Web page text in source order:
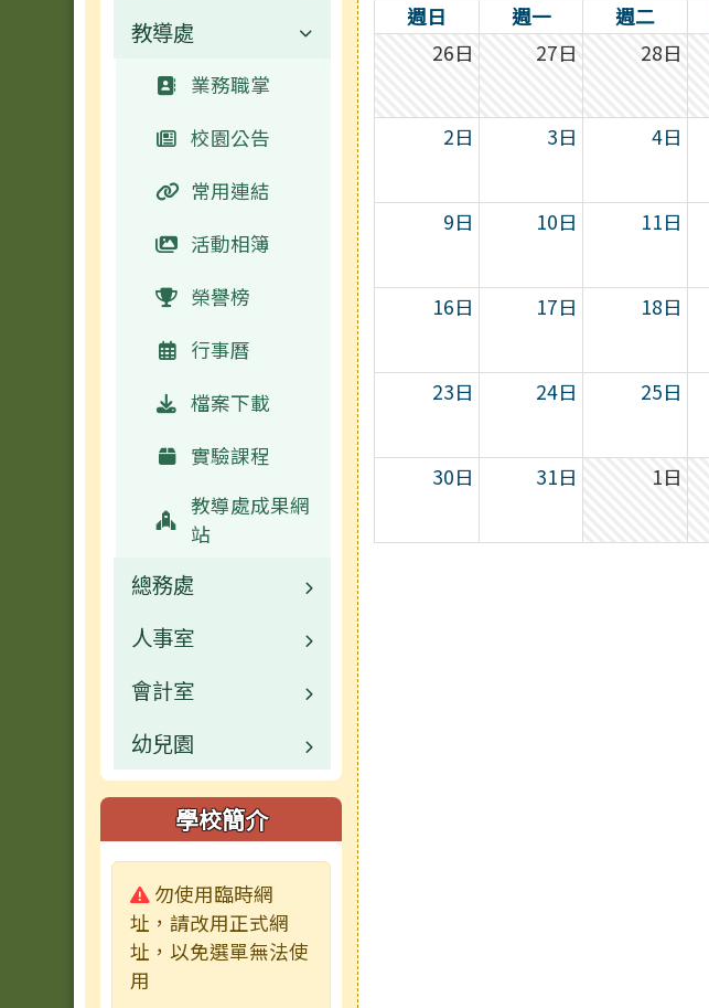
校園公告
校長簡介
教導處
業務職掌
校園公告
常用連結
活動相簿
榮譽榜
行事曆
檔案下載
實驗課程
教導處成果網
站
總務處
業務職掌
校園公告
常用連結
人事室
業務職掌
校園公告
常用連結
會計室
業務職掌
幼兒園
校園公告
業務職掌
活動相簿
新聞報導
學校簡介
警告:
勿使用臨時網
址，請改用正式網
址，以免選單無法使
用
週日 週一 週二
26日
27日 28日
2日 3日 4日
9日 10日 11日
16日 17日 18日
23日 24日 25日
30日 31日 1日